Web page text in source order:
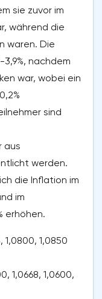
sie zuvor im
während die
waren. Die
nachdem
war, wobei ein
sind
aus
werden.
die Inflation im
im
erhöhen.
1,0850
1,0668, 1,0600,